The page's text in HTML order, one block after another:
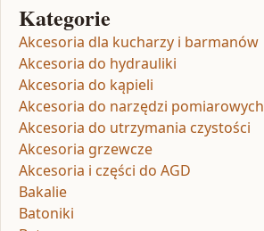
Kategorie
Akcesoria dla kucharzy i barmanów
Akcesoria do hydrauliki
Akcesoria do kąpieli
Akcesoria do narzędzi pomiarowych
Akcesoria do utrzymania czystości
Akcesoria grzewcze
Akcesoria i części do AGD
Bakalie
Batoniki